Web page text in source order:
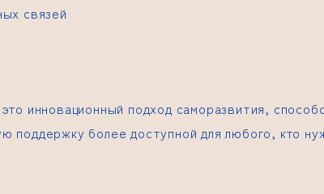
связей
инновационный подход саморазвития,
поддержку более доступной для любого, кто